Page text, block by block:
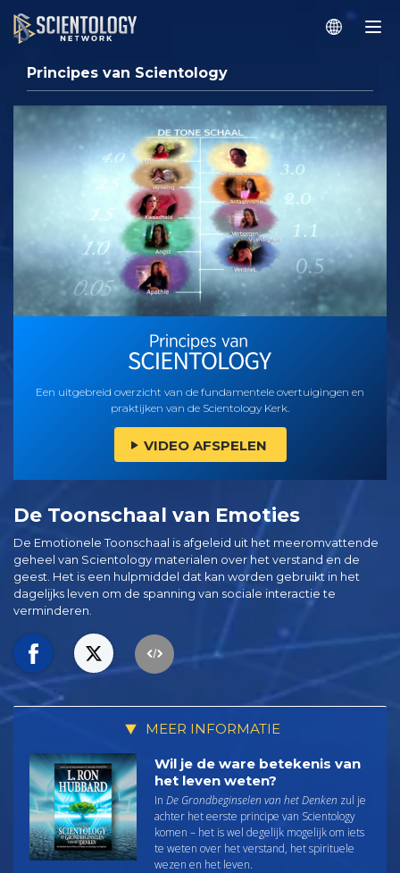
Principes van Scientology
Een uitgebreid overzicht van de fundamentele overtuigingen en
praktijken van de Scientology Kerk.
VIDEO AFSPELEN
De Toonschaal van Emoties
De Emotionele Toonschaal is afgeleid uit het meeromvattende
geheel van Scientology materialen over het verstand en de
geest. Het is een hulpmiddel dat kan worden gebruikt in het
dagelijks leven om de spanning van sociale interactie te
verminderen.
MEER INFORMATIE
Wil je de ware betekenis van
het leven weten?
In De Grondbeginselen van het Denken zul je
achter het eerste principe van Scientology
komen – het is wel degelijk mogelijk om iets
te weten over het verstand, het spirituele
wezen en het leven.